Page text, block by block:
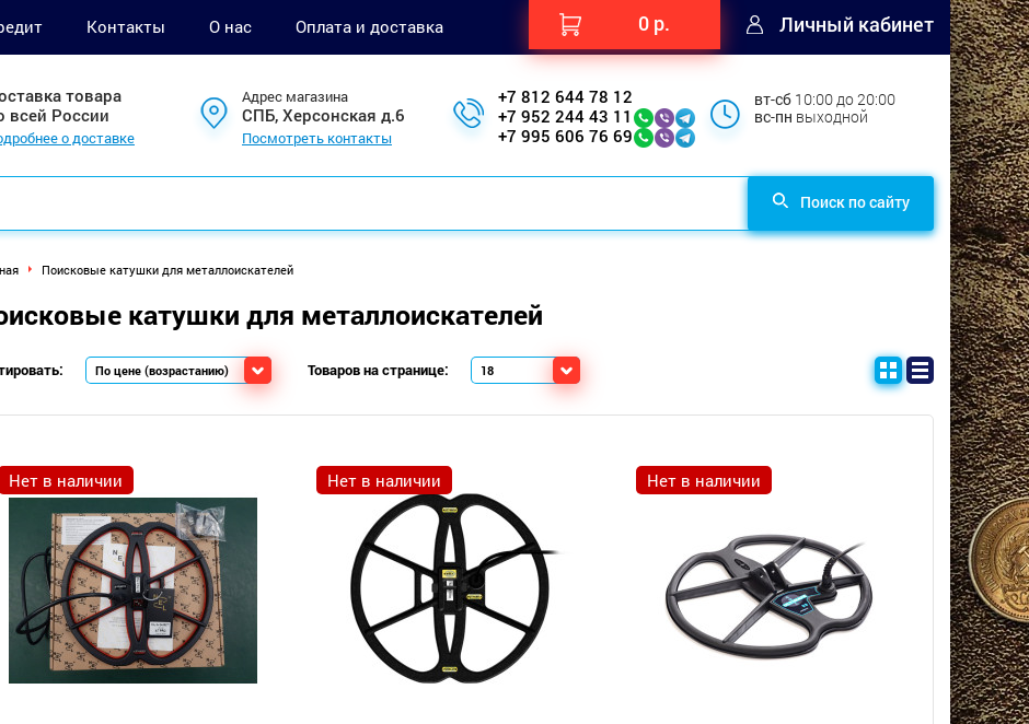
Контакты О нас Оплата и доставка 0 р. Личный кабинет
товара
всей России
о доставке
Адрес магазина
СПБ, Херсонская д.6
Посмотреть контакты
+7 812 644 78 12
+7 952 244 43 11
+7 995 606 76 69
вт-сб 10:00 до 20:00
вс-пн выходной
Поиск по сайту
Поисковые катушки для металлоискателей
катушки для металлоискателей
Товаров на странице:
Нет в наличии Нет в наличии Нет в наличии